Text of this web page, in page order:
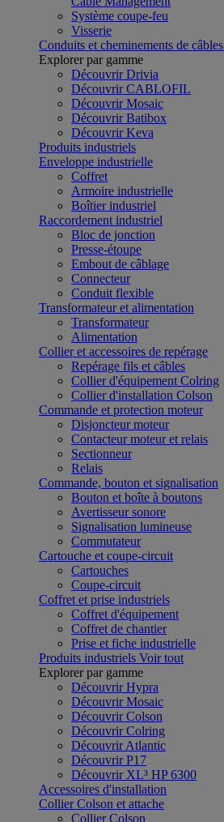
Système coupe-feu
Visserie
Conduits et cheminements de câbles
Explorer par gamme
Découvrir Drivia
Découvrir CABLOFIL
Découvrir Mosaic
Découvrir Batibox
Découvrir Keva
Produits industriels
Enveloppe industrielle
Coffret
Armoire industrielle
Boîtier industriel
Raccordement industriel
Bloc de jonction
Presse-étoupe
Embout de câblage
Connecteur
Conduit flexible
Transformateur et alimentation
Transformateur
Alimentation
Collier et accessoires de repérage
Repérage fils et câbles
Collier d'équipement Colring
Collier d'installation Colson
Commande et protection moteur
Disjoncteur moteur
Contacteur moteur et relais
Sectionneur
Relais
Commande, bouton et signalisation
Bouton et boîte à boutons
Avertisseur sonore
Signalisation lumineuse
Commutateur
Cartouche et coupe-circuit
Cartouches
Coupe-circuit
Coffret et prise industriels
Coffret d'équipement
Coffret de chantier
Prise et fiche industrielle
Produits industriels Voir tout
Explorer par gamme
Découvrir Hypra
Découvrir Mosaic
Découvrir Colson
Découvrir Colring
Découvrir Atlantic
Découvrir P17
Découvrir XL³ HP 6300
Accessoires d'installation
Collier Colson et attache
Collier Colson